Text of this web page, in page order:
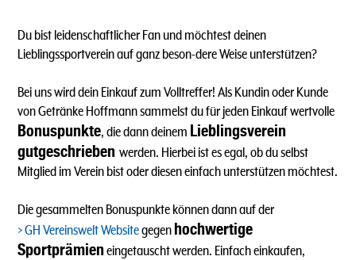
Du bist leidenschaftlicher Fan und möchtest deinen
Lieblingssportverein auf ganz beson-dere Weise unterstützen?
Bei uns wird dein Einkauf zum Volltreffer! Als Kundin oder Kunde
von Getränke Hoffmann sammelst du für jeden Einkauf wertvolle
Bonuspunkte, die dann deinem Lieblingsverein
gutgeschrieben werden. Hierbei ist es egal, ob du selbst
Mitglied im Verein bist oder diesen einfach unterstützen möchtest.
Die gesammelten Bonuspunkte können dann auf der
GH Vereinswelt Websitegegen hochwertige
Sportprämien eingetauscht werden. Einfach einkaufen,